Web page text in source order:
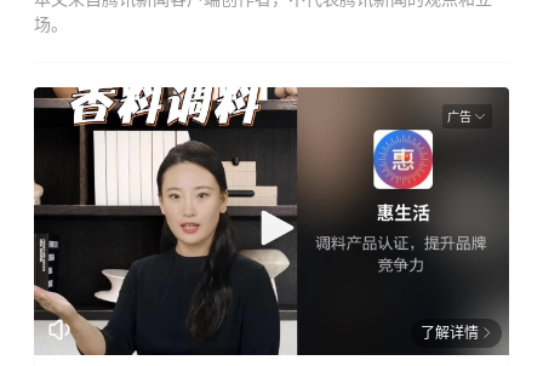
场。
广告
了解详情